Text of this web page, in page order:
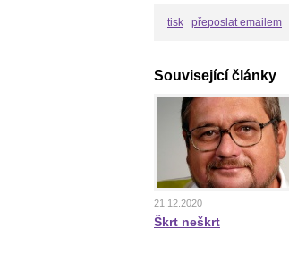
tisk přeposlat emailem
Související články
21.12.2020
Škrt neškrt